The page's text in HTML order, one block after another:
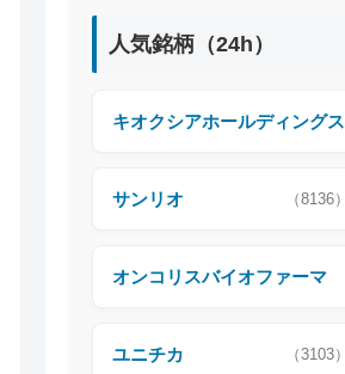
人気銘柄（24h）
キオクシアホールディングス
サンリオ （8136）
オンコリスバイオファーマ
ユニチカ （3103）